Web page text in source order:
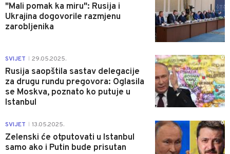
"Mali pomak ka miru": Rusija i
Ukrajina dogovorile razmjenu
zarobljenika
SVIJET 29.05.2025.
Rusija saopštila sastav delegacije
za drugu rundu pregovora: Oglasila
se Moskva, poznato ko putuje u
Istanbul
0
SVIJET 13.05.2025.
Zelenski će otputovati u Istanbul
samo ako i Putin bude prisutan
0